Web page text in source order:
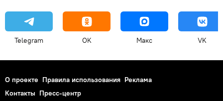
Telegram OK Макс VK
О проекте Правила использования Реклама
Контакты Пресс-центр